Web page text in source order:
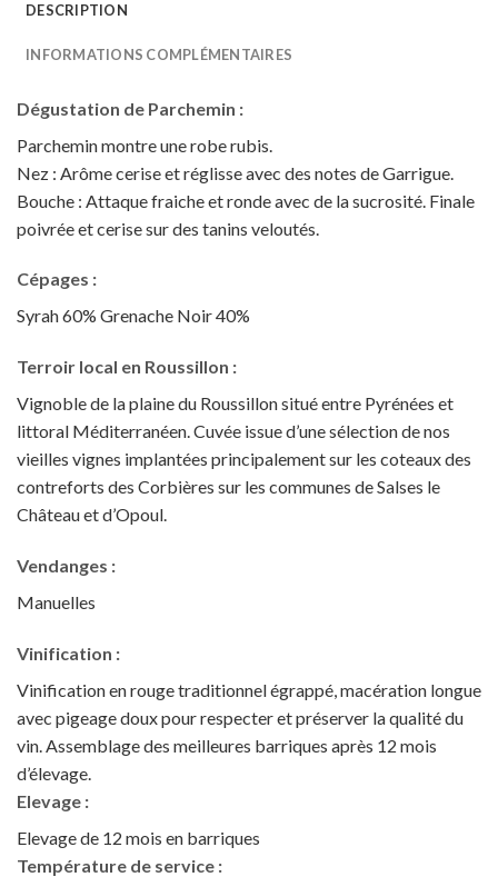
DESCRIPTION
INFORMATIONS COMPLÉMENTAIRES
Dégustation de Parchemin :
Parchemin montre une robe rubis.
Nez : Arôme cerise et réglisse avec des notes de Garrigue.
Bouche : Attaque fraiche et ronde avec de la sucrosité. Finale
poivrée et cerise sur des tanins veloutés.
Cépages :
Syrah 60% Grenache Noir 40%
Terroir local en Roussillon :
Vignoble de la plaine du Roussillon situé entre Pyrénées et
littoral Méditerranéen. Cuvée issue d’une sélection de nos
vieilles vignes implantées principalement sur les coteaux des
contreforts des Corbières sur les communes de Salses le
Château et d’Opoul.
Vendanges :
Manuelles
Vinification :
Vinification en rouge traditionnel égrappé, macération longue
avec pigeage doux pour respecter et préserver la qualité du
vin. Assemblage des meilleures barriques après 12 mois
d’élevage.
Elevage :
Elevage de 12 mois en barriques
Température de service :